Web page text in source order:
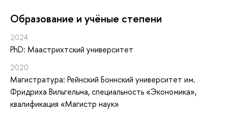
Oбразование и учёные степени
2024
PhD: Маастрихтский университет
2020
Магистратура: Рейнский Боннский университет им.
Фридриха Вильгельма, специальность «Экономика»,
квалификация «Магистр наук»